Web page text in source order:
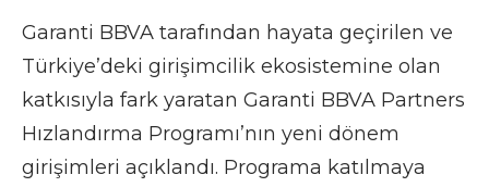
Garanti BBVA tarafından hayata geçirilen ve
Türkiye’deki girişimcilik ekosistemine olan
katkısıyla fark yaratan Garanti BBVA Partners
Hızlandırma Programı’nın yeni dönem
girişimleri açıklandı. Programa katılmaya